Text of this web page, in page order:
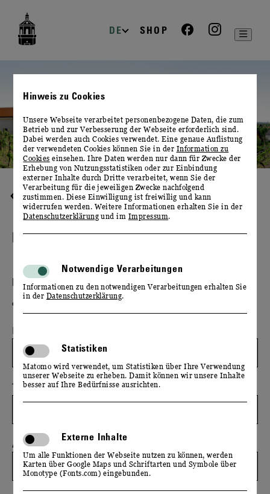
Navigation
DE SHOP
KONTAKT & ÖFFNUNGSZEITEN
KONTAKTFORMULAR
EMPFÄNGER(IN)
darre@schloss-wackerbarth.de
Ihr Name / Ihr Unternehmen
Telefonnummer
Adresse
Hinweis zu Cookies
Unsere Webseite verarbeitet personenbezogene Daten, die zum
Betrieb und zur Verbesserung der Webseite erforderlich sind.
Dabei werden auch Cookies verwendet. Eine genaue Auflistung
der verwendeten Cookies können Sie in der Information zu
Cookies einsehen. Ihre Daten werden nur dann für Zwecke der
Erhebung von Nutzungsstatistiken oder zur Einbindung
externer Inhalte durch Dritte verarbeitet, wenn Sie der
Verarbeitung für die jeweiligen Zwecke nachfolgend
zustimmen. Diese Einwilligung ist freiwillig und kann
widerrufen werden. Weitere Informationen erhalten Sie in der
Datenschutzerklärung und im Impressum.
Notwendige Verarbeitungen
Informationen zu den notwendigen Verarbeitungen erhalten Sie
in der Datenschutzerklärung.
Statistiken
Matomo wird verwendet, um Statistiken über Ihre Verwendung
unserer Webseite zu erheben. Damit können wir unsere Inhalte
besser auf Ihre Bedürfnisse ausrichten.
Externe Inhalte
Um alle Funktionen der Webseite nutzen zu können, werden
Karten über Google Maps und Schriftarten und Symbole über
Monotype (Fonts.com) eingebunden.